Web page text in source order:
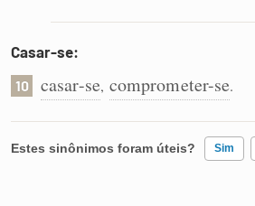
Casar-se:
10 casar-se, comprometer-se.
Estes sinônimos foram úteis? Sim